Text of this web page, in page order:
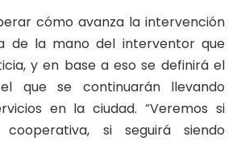
cómo avanza la intervención
de la mano del interventor que
y en base a eso se definirá el
que se continuarán llevando
en la ciudad. “Veremos si
cooperativa, si seguirá siendo